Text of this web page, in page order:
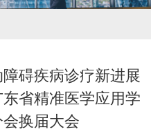
碍疾病诊疗新进展
省精准医学应用学
换届大会